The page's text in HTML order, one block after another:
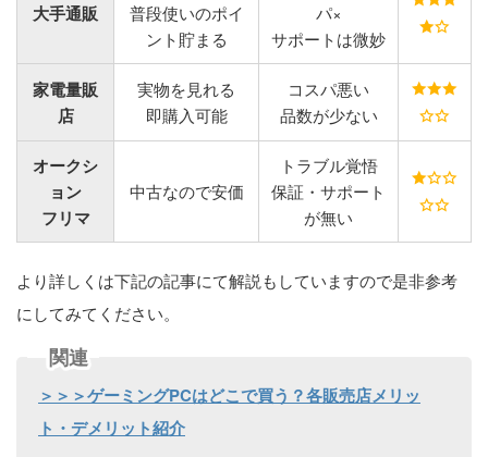
大手通販
普段使いのポイ
ント貯まる
パ×
サポートは微妙
家電量販
店
実物を見れる
即購入可能
コスパ悪い
品数が少ない
オークシ
ョン
フリマ
中古なので安価
トラブル覚悟
保証・サポート
が無い
より詳しくは下記の記事にて解説もしていますので是非参考
にしてみてください。
関連
＞＞＞ゲーミングPCはどこで買う？各販売店メリッ
ト・デメリット紹介